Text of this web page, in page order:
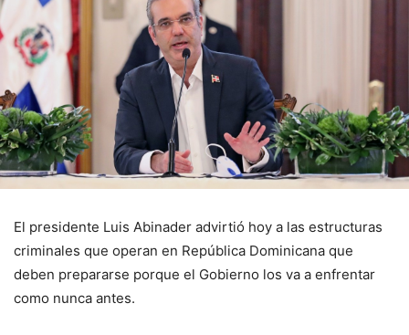
El presidente Luis Abinader advirtió hoy a las estructuras
criminales que operan en República Dominicana que
deben prepararse porque el Gobierno los va a enfrentar
como nunca antes.